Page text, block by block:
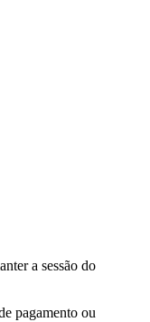
a sessão do
pagamento ou